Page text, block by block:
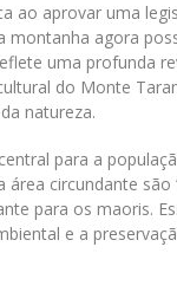
ao aprovar uma
montanha agora
uma profunda
do Monte
natureza.
para a
circundante são
para os maoris.
e a